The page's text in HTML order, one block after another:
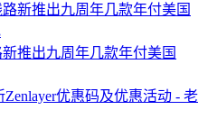
推出九周年几款年付美国